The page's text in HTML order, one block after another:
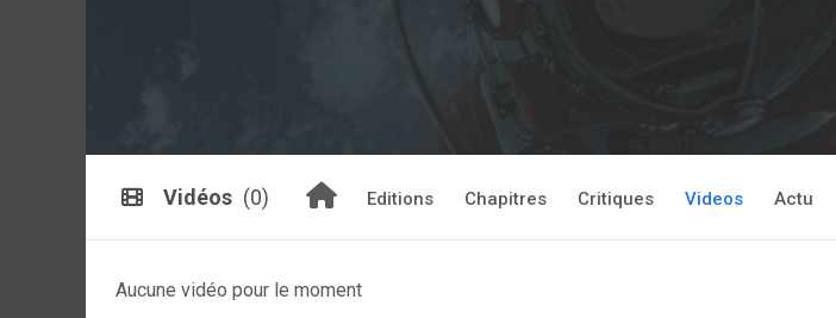
Vidéos (0) Editions Chapitres Critiques Videos Actu
Aucune vidéo pour le moment